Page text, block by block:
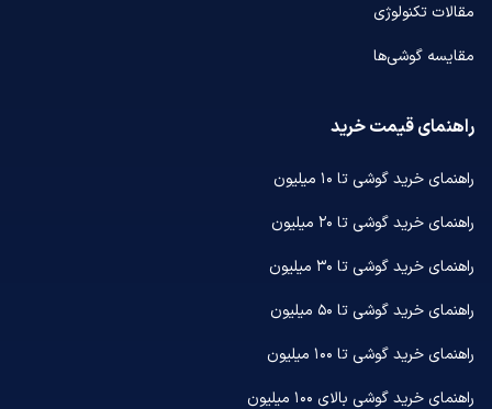
مقالات تکنولوژی
مقایسه گوشی‌ها
راهنمای قیمت خرید
راهنمای خرید گوشی تا ۱۰ میلیون
راهنمای خرید گوشی تا ۲۰ میلیون
راهنمای خرید گوشی تا ۳۰ میلیون
راهنمای خرید گوشی تا ۵۰ میلیون
راهنمای خرید گوشی تا ۱۰۰ میلیون
راهنمای خرید گوشی بالای ۱۰۰ میلیون